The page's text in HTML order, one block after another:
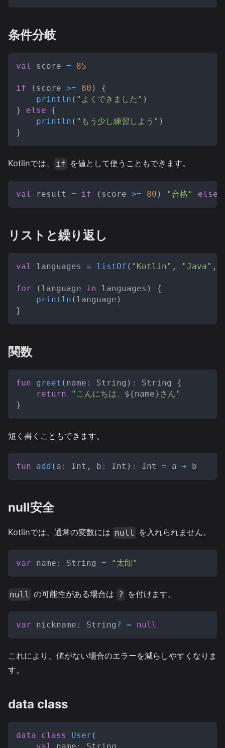
条件分岐
val score = 85
if ( score >= 80 )
{
println ( "よくできました" )
}
else
{
println ( "もう少し練習しよう" )
}
Kotlinでは、 if を値として使うこともできます。
val result = if ( score >= 80 ) "合格" else
リストと繰り返し
val languages = listOf ( "Kotlin" , "Java" ,
for ( language in languages )
{
println ( language )
}
関数
fun greet ( name : String ) : String {
return
"こんにちは、 ${name} さん"
}
短く書くこともできます。
fun add ( a : Int , b : Int ) : Int = a + b
null安全
Kotlinでは、通常の変数には null を入れられません。
var name : String = "太郎"
null の可能性がある場合は ? を付けます。
var nickname : String ? = null
これにより、値がない場合のエラーを減らしやすくなりま
す。
data class
data class User (